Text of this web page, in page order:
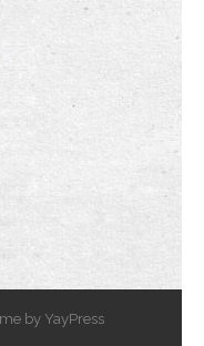
by YayPress